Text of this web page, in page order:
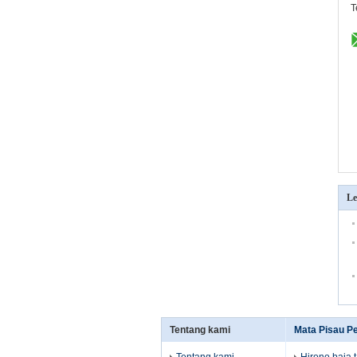
Tentang kami Mata Pisau